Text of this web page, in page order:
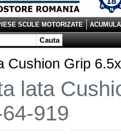
Cauta
SCULE MOTORIZATE
Cushion Grip
lata
919